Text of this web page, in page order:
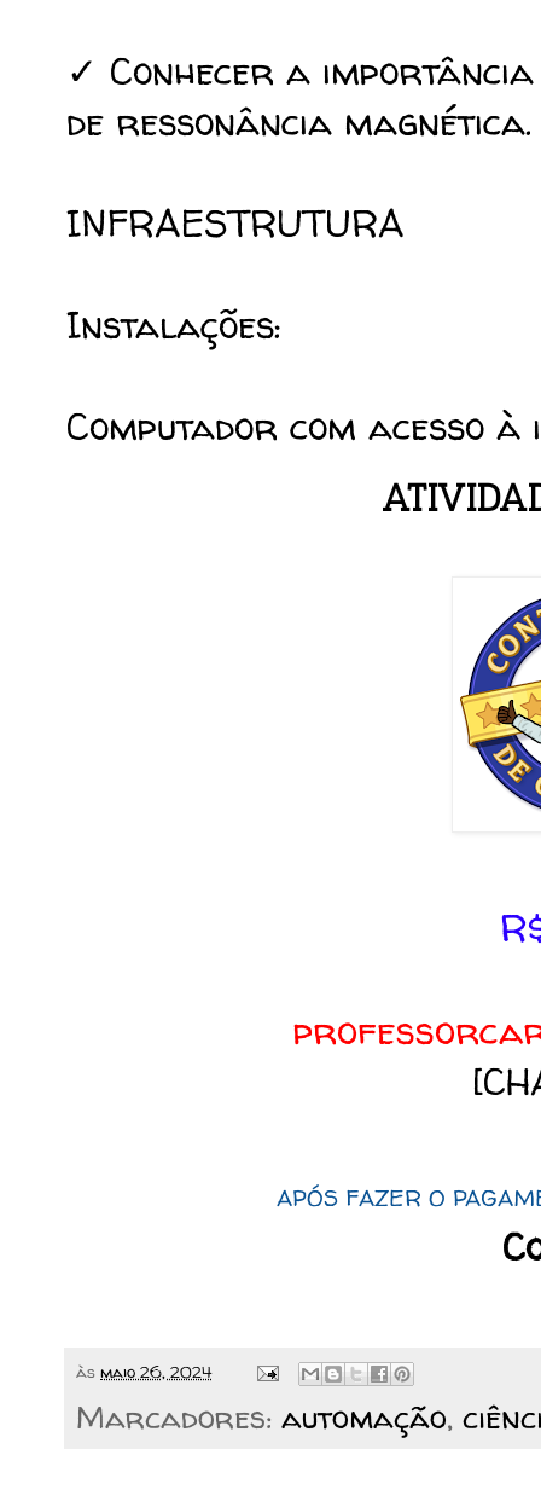
✓ Conhecer a
de ressonância magnética.
INFRAESTRUTURA
Instalações:
Computador com acesso à
APÓS FAZER O
às maio 26, 2024
Marcadores: automação,